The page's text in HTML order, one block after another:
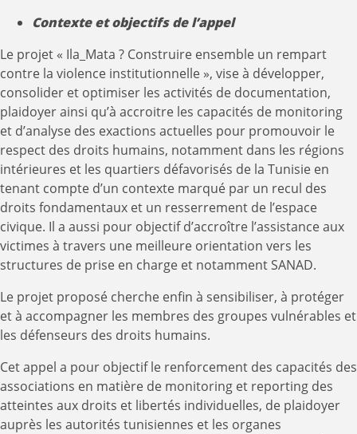
Contexte et objectifs de l’appel
Le projet « Ila_Mata ? Construire ensemble un rempart
contre la violence institutionnelle », vise à développer,
consolider et optimiser les activités de documentation,
plaidoyer ainsi qu’à accroitre les capacités de monitoring
et d’analyse des exactions actuelles pour promouvoir le
respect des droits humains, notamment dans les régions
intérieures et les quartiers défavorisés de la Tunisie en
tenant compte d’un contexte marqué par un recul des
droits fondamentaux et un resserrement de l’espace
civique. Il a aussi pour objectif d’accroître l’assistance aux
victimes à travers une meilleure orientation vers les
structures de prise en charge et notamment SANAD.
Le projet proposé cherche enfin à sensibiliser, à protéger
et à accompagner les membres des groupes vulnérables et
les défenseurs des droits humains.
Cet appel a pour objectif le renforcement des capacités des
associations en matière de monitoring et reporting des
atteintes aux droits et libertés individuelles, de plaidoyer
auprès les autorités tunisiennes et les organes